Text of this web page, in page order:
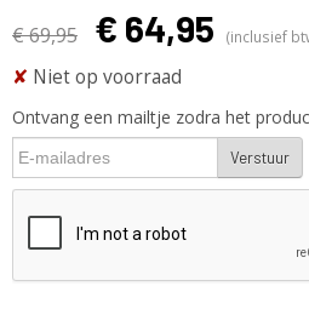
€ 69,95 € 64,95 (inclusief
✘ Niet op voorraad
Ontvang een mailtje zodra het
Verstuur